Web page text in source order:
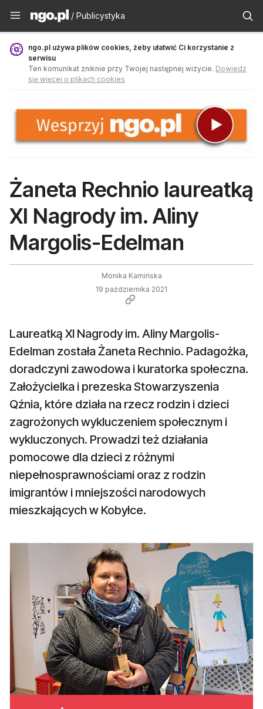
Publicystyka - ngo.pl
/ Publicystyka
ngo.pl używa plików cookies, żeby ułatwić Ci korzystanie z
serwisu
Ten komunikat zniknie przy Twojej następnej wizycie. Dowiedz
się więcej o plikach cookies
Żaneta Rechnio laureatką
XI Nagrody im. Aliny
Margolis-Edelman
Monika Kamińska
19 października 2021
Laureatką XI Nagrody im. Aliny Margolis-
Edelman została Żaneta Rechnio. Padagożka,
doradczyni zawodowa i kuratorka społeczna.
Założycielka i prezeska Stowarzyszenia
Qźnia, które działa na rzecz rodzin i dzieci
zagrożonych wykluczeniem społecznym i
wykluczonych. Prowadzi też działania
pomocowe dla dzieci z różnymi
niepełnosprawnościami oraz z rodzin
imigrantów i mniejszości narodowych
mieszkających w Kobyłce.